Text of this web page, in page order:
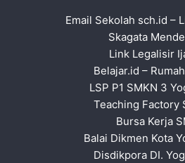
Email Sekolah sch.id –
Skagata
Link Legalisir
Belajar.id –
LSP P1 SMKN 3
Teaching Factory
Bursa Kerja
Balai Dikmen Kota
Disdikpora DI.